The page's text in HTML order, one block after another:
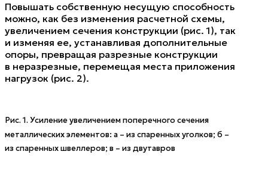
Повышать собственную несущую способность
можно, как без изменения расчетной схемы,
увеличением сечения конструкции (рис. 1), так
и изменяя ее, устанавливая дополнительные
опоры, превращая разрезные конструкции
в неразрезные, перемещая места приложения
нагрузок (рис. 2).
Рис. 1. Усиление увеличением поперечного сечения
металлических элементов: а – из спаренных уголков; б –
из спаренных швеллеров; в – из двутавров